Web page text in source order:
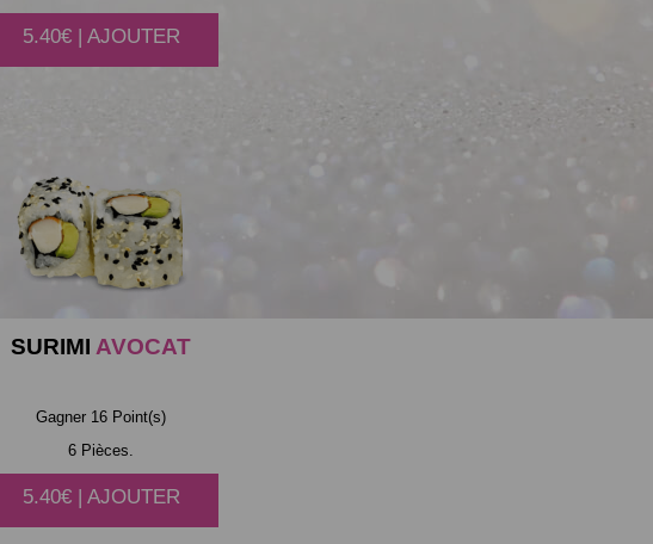
5.40€ | AJOUTER
SURIMI AVOCAT
Gagner 16 Point(s)
6 Pièces.
5.40€ | AJOUTER